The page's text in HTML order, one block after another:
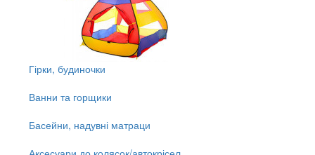
Гірки, будиночки
Ванни та горщики
Басейни, надувні матраци